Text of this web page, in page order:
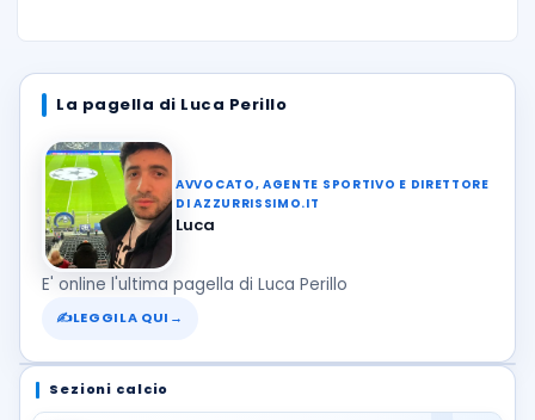
La pagella di Luca Perillo
AVVOCATO, AGENTE SPORTIVO E DIRETTORE
DI AZZURRISSIMO.IT
Luca
E' online l'ultima pagella di Luca Perillo
✍LEGGILA QUI →
Sezioni calcio